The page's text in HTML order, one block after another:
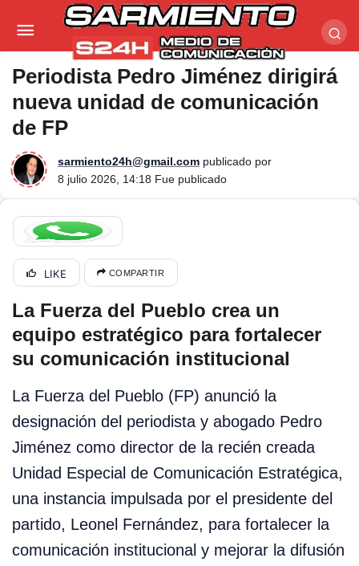
Periodista Pedro Jiménez dirigirá
nueva unidad de comunicación
de FP
sarmiento24h@gmail.com publicado por
8 julio 2026, 14:18 Fue publicado
LIKE COMPARTIR
La Fuerza del Pueblo crea un
equipo estratégico para fortalecer
su comunicación institucional
La Fuerza del Pueblo (FP) anunció la
designación del periodista y abogado Pedro
Jiménez como director de la recién creada
Unidad Especial de Comunicación Estratégica,
una instancia impulsada por el presidente del
partido, Leonel Fernández, para fortalecer la
comunicación institucional y mejorar la difusión
Periodista Pedro Jiménez dirigirá nueva unidad de
comunicación de FP